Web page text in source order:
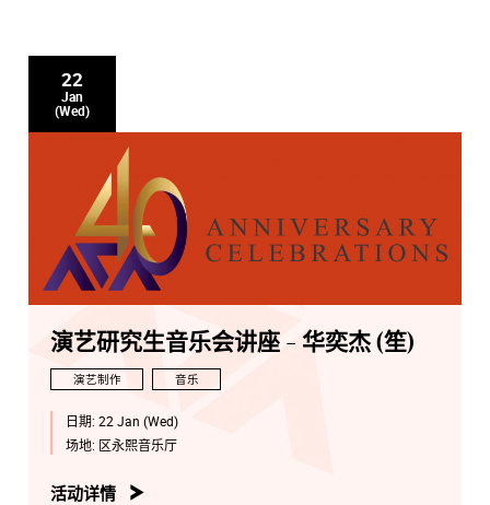
22
Jan
(Wed)
演艺研究生音乐会讲座 - 华奕杰 (笙)
演艺制作 音乐
日期: 22 Jan (Wed)
场地: 区永熙音乐厅
活动详情